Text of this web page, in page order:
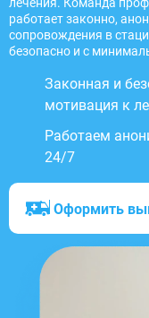
лечения. Команда
работает законно,
сопровождения в
безопасно и с
Законная и
мотивация к
Работаем
24/7
Оформить